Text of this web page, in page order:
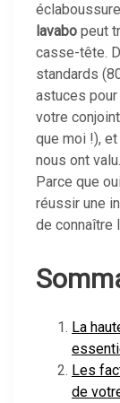
lavabo peut
casse-tête.
standards
astuces pour
votre
que moi !),
nous ont
Parce que
réussir une
de connaître
La
Les
de